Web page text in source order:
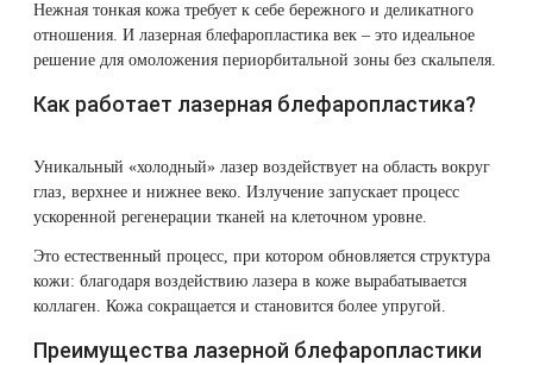
Нежная тонкая кожа требует к себе бережного и деликатного
отношения. И лазерная блефаропластика век – это идеальное
решение для омоложения периорбитальной зоны без скальпеля.
Как работает лазерная блефаропластика?
Уникальный «холодный» лазер воздействует на область вокруг
глаз, верхнее и нижнее веко. Излучение запускает процесс
ускоренной регенерации тканей на клеточном уровне.
Это естественный процесс, при котором обновляется структура
кожи: благодаря воздействию лазера в коже вырабатывается
коллаген. Кожа сокращается и становится более упругой.
Преимущества лазерной блефаропластики
Лазерное удаление рубцов
Лазерное лечение постакне
Омоложение QOOLGLOW
Избавиться от пигментных пятен на лице
Сделать педикюр
Купить сертификат